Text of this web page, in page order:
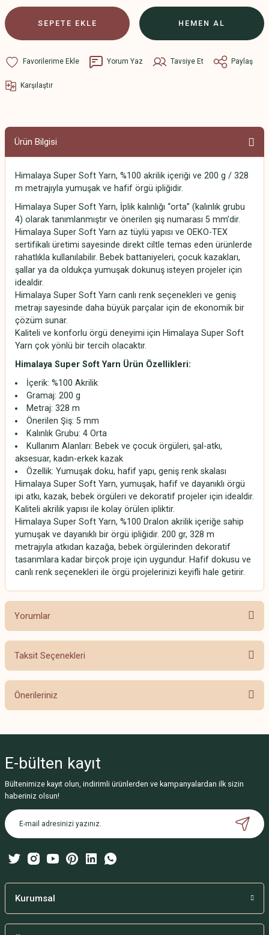
SEPETE EKLE HEMEN AL
Yorum Yaz Tavsiye Et Paylaş
Karşılaştır
Ürün Bilgisi
Himalaya Super Soft Yarn, %100 akrilik içeriği ve 200 g / 328
m metrajıyla yumuşak ve hafif örgü ipliğidir.
Himalaya Super Soft Yarn, İplik kalınlığı “orta” (kalınlık grubu
4) olarak tanımlanmıştır ve önerilen şiş numarası 5 mm’dir.
Himalaya Super Soft Yarn az tüylü yapısı ve OEKO-TEX
sertifikalı üretimi sayesinde direkt ciltle temas eden ürünlerde
rahatlıkla kullanılabilir. Bebek battaniyeleri, çocuk kazakları,
şallar ya da oldukça yumuşak dokunuş isteyen projeler için
idealdir.
Himalaya Super Soft Yarn canlı renk seçenekleri ve geniş
metrajı sayesinde daha büyük parçalar için de ekonomik bir
çözüm sunar.
Kaliteli ve konforlu örgü deneyimi için Himalaya Super Soft
Yarn çok yönlü bir tercih olacaktır.
Himalaya Super Soft Yarn Ürün Özellikleri:
İçerik: %100 Akrilik
Gramaj: 200 g
Metraj: 328 m
Önerilen Şiş: 5 mm
Kalınlık Grubu: 4 Orta
Kullanım Alanları: Bebek ve çocuk örgüleri, şal-atkı,
aksesuar, kadın-erkek kazak
Özellik: Yumuşak doku, hafif yapı, geniş renk skalası
Himalaya Super Soft Yarn, yumuşak, hafif ve dayanıklı örgü
ipi atkı, kazak, bebek örgüleri ve dekoratif projeler için idealdir.
Kaliteli akrilik yapısı ile kolay örülen ipliktir.
Himalaya Super Soft Yarn, %100 Dralon akrilik içeriğe sahip
yumuşak ve dayanıklı bir örgü ipliğidir. 200 gr, 328 m
metrajıyla atkıdan kazağa, bebek örgülerinden dekoratif
tasarımlara kadar birçok proje için uygundur. Hafif dokusu ve
canlı renk seçenekleri ile örgü projelerinizi keyifli hale getirir.
Yorumlar
Taksit Seçenekleri
Önerileriniz
Görüş ve önerileriniz için teşekkür ederiz.
Ürün resmi kalitesiz, bozuk veya görüntülenemiyor.
Ürün açıklamasında eksik bilgiler bulunuyor.
Ürün bilgilerinde hatalar bulunuyor.
Bu ürüne benzer farklı alternatifler olmalı.
E-bülten kayıt
Bültenimize kayıt olun, indirimli ürünlerden ve kampanyalardan ilk sizin
haberiniz olsun!
Kurumsal